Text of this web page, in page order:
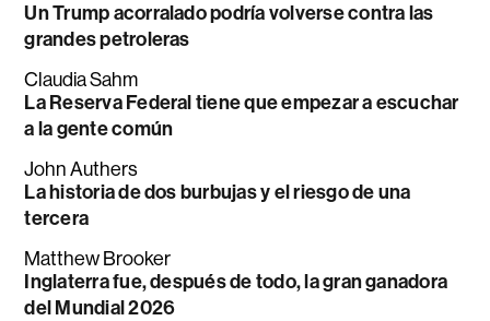
Un Trump acorralado podría volverse contra las
grandes petroleras
Claudia Sahm
La Reserva Federal tiene que empezar a escuchar
a la gente común
John Authers
La historia de dos burbujas y el riesgo de una
tercera
Matthew Brooker
Inglaterra fue, después de todo, la gran ganadora
del Mundial 2026